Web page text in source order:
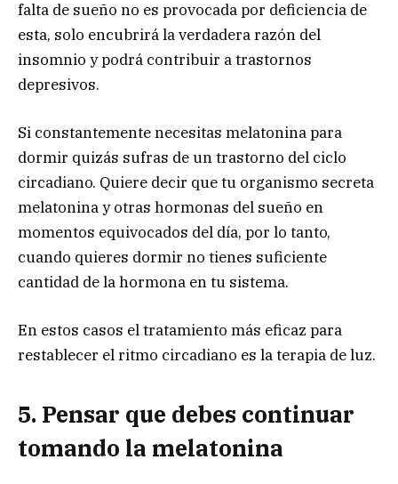
falta de sueño no es provocada por deficiencia de
esta, solo encubrirá la verdadera razón del
insomnio y podrá contribuir a trastornos
depresivos.
Si constantemente necesitas melatonina para
dormir quizás sufras de un trastorno del ciclo
circadiano. Quiere decir que tu organismo secreta
melatonina y otras hormonas del sueño en
momentos equivocados del día, por lo tanto,
cuando quieres dormir no tienes suficiente
cantidad de la hormona en tu sistema.
En estos casos el tratamiento más eficaz para
restablecer el ritmo circadiano es la terapia de luz.
5. Pensar que debes continuar
tomando la melatonina